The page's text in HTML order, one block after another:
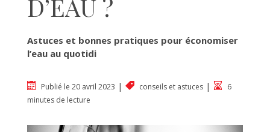
D’EAU ?
Astuces et bonnes pratiques pour économiser
l’eau au quotidi
Publié le 20 avril 2023 | conseils et astuces |
6
minutes de lecture